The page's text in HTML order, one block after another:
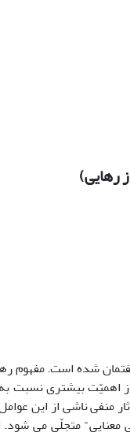
رهایی)
شده است. مفهوم
اهمیّت بیشتری نسبت
منفی ناشی از این
متجلّی می شود.